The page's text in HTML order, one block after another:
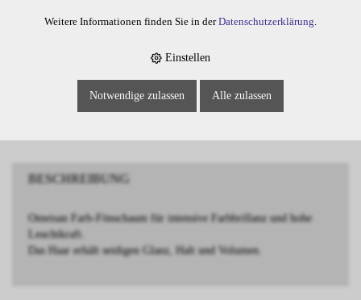
sich ein oder registrieren Sie sich.
Merken
BESCHREIBUNG
Omeisan Farb-Fönschaum für intensive Farbbrillanz und hohe
Leuchtkraft.
Das Haar erhält seidigen Glanz, Halt und Volumen.
Weitere Informationen finden Sie in derDatenschutzerklärung.
Einstellen
Notwendige zulassen Alle zulassen